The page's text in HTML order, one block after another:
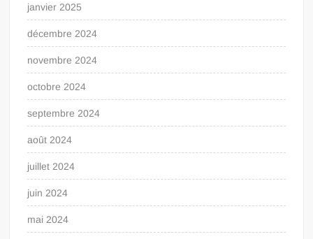
janvier 2025
décembre 2024
novembre 2024
octobre 2024
septembre 2024
août 2024
juillet 2024
juin 2024
mai 2024